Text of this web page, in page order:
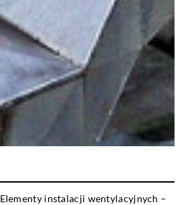
Elementy instalacji wentylacyjnych –